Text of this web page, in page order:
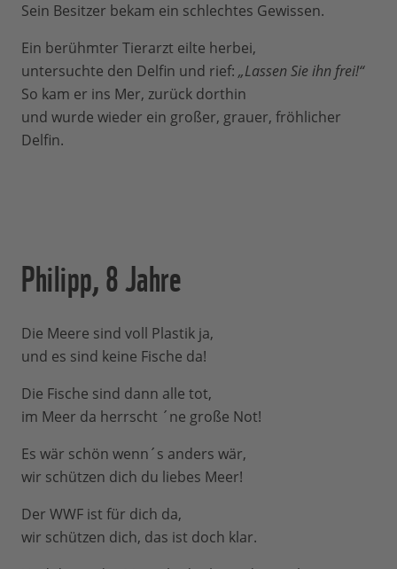
Sein Besitzer bekam ein schlechtes Gewissen.
Ein berühmter Tierarzt eilte herbei,
untersuchte den Delfin und rief: „Lassen Sie ihn frei!“
So kam er ins Mer, zurück dorthin
und wurde wieder ein großer, grauer, fröhlicher
Delfin.
Philipp, 8 Jahre
Die Meere sind voll Plastik ja,
und es sind keine Fische da!
Die Fische sind dann alle tot,
im Meer da herrscht ´ne große Not!
Es wär schön wenn´s anders wär,
wir schützen dich du liebes Meer!
Der WWF ist für dich da,
wir schützen dich, das ist doch klar.